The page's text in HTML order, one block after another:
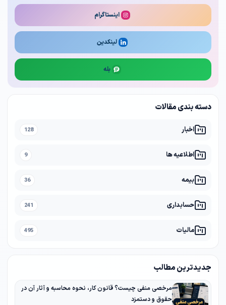
اینستاگرام
لینکدین
بله
دسته بندی مقالات
اخبار 128
اطلاعیه ها 9
بیمه 36
حسابداری 241
مالیات 495
جدیدترین مطالب
مرخصی منفی چیست؟ قانون کار، نحوه محاسبه و آثار آن در
حقوق و دستمزد